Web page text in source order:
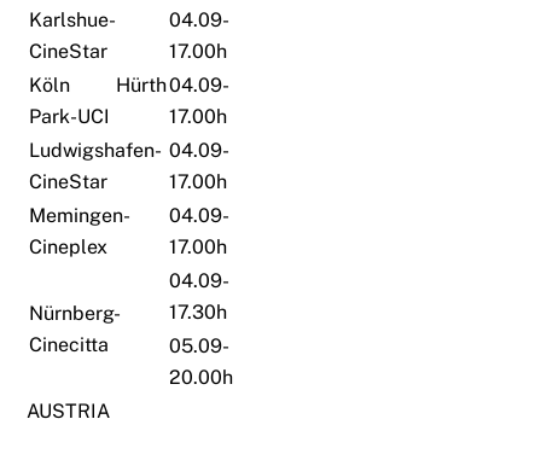
Karlshue-
CineStar
04.09-
17.00h
Köln Hürth
Park-UCI
04.09-
17.00h
Ludwigshafen-
CineStar
04.09-
17.00h
Memingen-
Cineplex
04.09-
17.00h
Nürnberg-
Cinecitta
04.09-
17.30h
05.09-
20.00h
AUSTRIA